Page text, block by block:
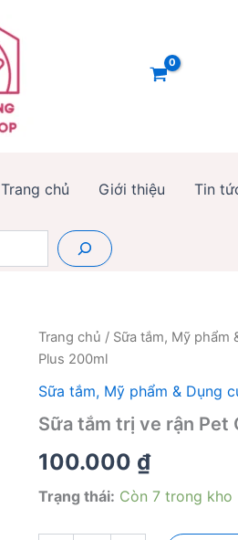
Trang chủ Giới thiệu Tin
Trang chủ / Sữa tắm, Mỹ phẩm
Plus 200ml
Sữa tắm, Mỹ phẩm & Dụng
Sữa tắm trị ve rận Pet
100.000 ₫
Trạng thái: Còn 7 trong kho